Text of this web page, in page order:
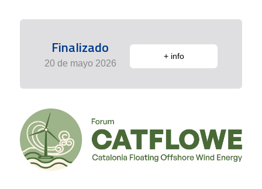
Finalizado
20 de mayo 2026
+ info